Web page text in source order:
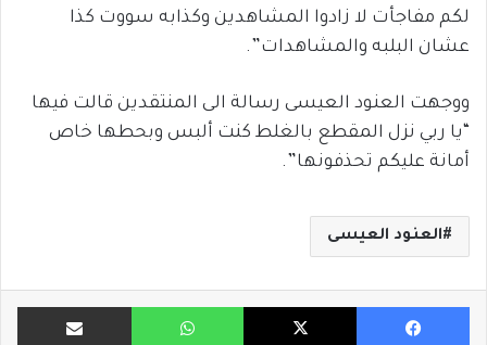
لكم مفاجأت لا زادوا المشاهدين وكذابه سووت كذا
عشان البلبه والمشاهدات”.
ووجهت العنود العيسى رسالة الى المنتقدين قالت فيها
“يا ربي نزل المقطع بالغلط كنت ألبس وبحطها خاص
أمانة عليكم تحذفونها”.
العنود العيسى
فيسبوك X واتساب مشاركة